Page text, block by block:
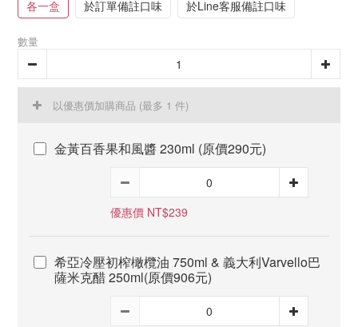
各一盒 於訂單備註口味 於Line客服備註口味
數量
以優惠價加購商品 (最多 1 件)
金黃百香果和風醬 230ml (原價290元)
優惠價 NT$239
希亞冷壓初榨橄欖油 750ml & 義大利Varvello巴
薩米克醋 250ml(原價906元)